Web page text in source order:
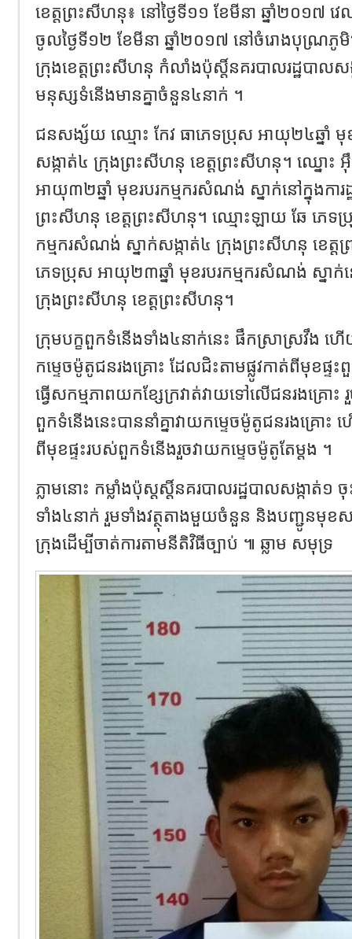
ខេត្តព្រះសីហនុ៖ នៅថ្ងៃទី១១ ខែមីនា ឆ្នាំ២០១៧
ចូលថ្ងៃទី១២ ខែមីនា ឆ្នាំ២០១៧ នៅចំរោងបុណ្រភូ
ក្រុងខេត្តព្រះសីហនុ កំលាំងប៉ុស្តិ៍នគរបាលរដ្ឋបាលសង្
មនុស្សទំនើងមានគ្នាចំនួន៤នាក់ ។
ជនសង្ស័យ ឈ្មោះ កែវ ធាភេទប្រុស អាយុ២៤ឆ្នាំ
សង្កាត់៤ ក្រុងព្រះសីហនុ ខេត្តព្រះសីហនុ។ ឈ្នោះ អ៊ឹ
អាយុ៣២ឆ្នាំ មុខរបរកម្មករសំណង់ ស្នាក់នៅក្នុងការ
ព្រះសីហនុ ខេត្តព្រះសីហនុ។ ឈ្មោះឡាយ ឆែ ភេទប្
កម្មករសំណង់ ស្នាក់សង្កាត់៤ ក្រុងព្រះសីហនុ ខេត្ត
ភេទប្រុស អាយុ២៣ឆ្នាំ មុខរបរកម្មករសំណង់ ស្នាក់នៅ
ក្រុងព្រះសីហនុ ខេត្តព្រះសីហនុ។
ក្រុមបក្ខពួកទំនើងទាំង៤នាក់នេះ ផឹកស្រាស្រវឹង ហើ
កម្ទេចម៉ូតូជនរងគ្រោះ ដែលជិះតាមផ្លូវកាត់ពីមុខផ្ទ
ធ្វើសកម្មភាពយកខ្សែក្រវាត់វាយទៅលើជនរងគ្រោះ
ពួកទំនើងនេះបាននាំគ្នាវាយកម្ទេចម៉ូតូជនរងគ្រ
ពីមុខផ្ទះរបស់ពួកទំនើងរួចវាយកម្ទេចម៉ូតូតែម្តង ។
ភ្លាមនោះ កម្លាំងប៉ុស្តស្តិ៍នគរបាលរដ្ឋបាលសង្កាត់១
ទាំង៤នាក់ រួមទាំងវត្ថុតាងមួយចំនួន និងបញ្ជូនមុខស
ក្រុងដើម្បីចាត់ការតាមនីតិវិធីច្បាប់ ៕ ឆ្លាម សមុទ្រ